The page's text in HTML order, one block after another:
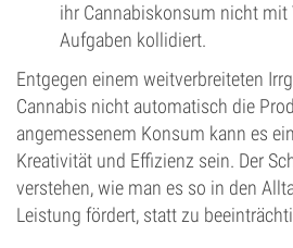
ihr Cannabiskonsum nicht
Aufgaben kollidiert.
Entgegen einem weitverbreiteten
Cannabis nicht automatisch die
angemessenem Konsum kann es
Kreativität und Effizienz sein. Der
verstehen, wie man es so in den
Leistung fördert, statt zu